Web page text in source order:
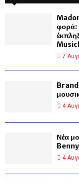
φορά:
7
4
Νέα
4